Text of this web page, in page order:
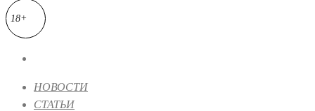
18+
НОВОСТИ
СТАТЬИ